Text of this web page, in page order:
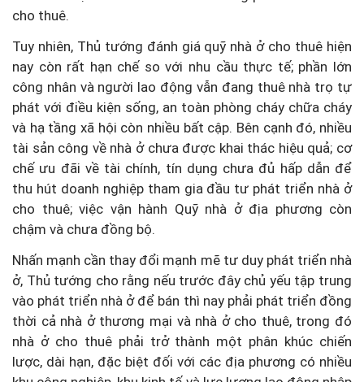
cho thuê.
Tuy nhiên, Thủ tướng đánh giá quỹ nhà ở cho thuê hiện
nay còn rất hạn chế so với nhu cầu thực tế; phần lớn
công nhân và người lao động vẫn đang thuê nhà trọ tự
phát với điều kiện sống, an toàn phòng cháy chữa cháy
và hạ tầng xã hội còn nhiều bất cập. Bên cạnh đó, nhiều
tài sản công về nhà ở chưa được khai thác hiệu quả; cơ
chế ưu đãi về tài chính, tín dụng chưa đủ hấp dẫn để
thu hút doanh nghiệp tham gia đầu tư phát triển nhà ở
cho thuê; việc vận hành Quỹ nhà ở địa phương còn
chậm và chưa đồng bộ.
Nhấn mạnh cần thay đổi mạnh mẽ tư duy phát triển nhà
ở, Thủ tướng cho rằng nếu trước đây chủ yếu tập trung
vào phát triển nhà ở để bán thì nay phải phát triển đồng
thời cả nhà ở thương mại và nhà ở cho thuê, trong đó
nhà ở cho thuê phải trở thành một phân khúc chiến
lược, dài hạn, đặc biệt đối với các địa phương có nhiều